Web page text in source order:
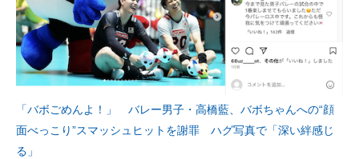
「バボごめんよ！」 バレー男子・高橋藍、バボちゃんへの“顔
面べっこり”スマッシュヒットを謝罪 ハグ写真で「深い絆感じ
る」